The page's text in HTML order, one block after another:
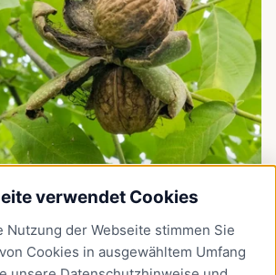
verwendet Cookies
Nutzung der Webseite stimmen Sie
Cookies in ausgewähltem Umfang
Baum des Jahres 2008